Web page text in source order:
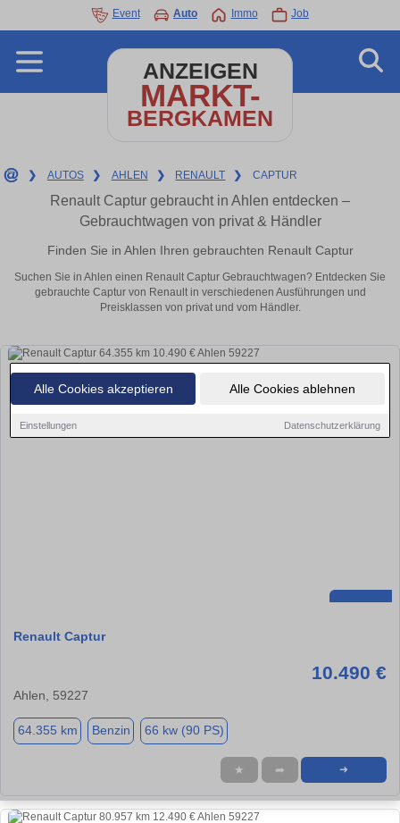
Alle Cookies akzeptieren Alle Cookies ablehnen
Einstellungen Datenschutzerklärung
Event Auto Immo Job
ANZEIGEN
MARKT-
BERGKAMEN
❯ AUTOS ❯ AHLEN ❯ RENAULT ❯ CAPTUR
Renault Captur gebraucht in Ahlen entdecken –
Gebrauchtwagen von privat & Händler
Finden Sie in Ahlen Ihren gebrauchten Renault Captur
Suchen Sie in Ahlen einen Renault Captur Gebrauchtwagen? Entdecken Sie
gebrauchte Captur von Renault in verschiedenen Ausführungen und
Preisklassen von privat und vom Händler.
Renault Captur
10.490 €
Ahlen, 59227
64.355 km Benzin 66 kw (90 PS)
★ ➦ ➜